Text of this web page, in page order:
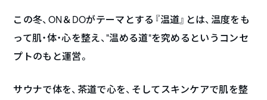
この冬、ON＆DOがテーマとする『温道』とは、温度をも
って肌・体・心を整え、“温める道”を究めるというコンセ
プトのもと運営。
サウナで体を、茶道で心を、そしてスキンケアで肌を整